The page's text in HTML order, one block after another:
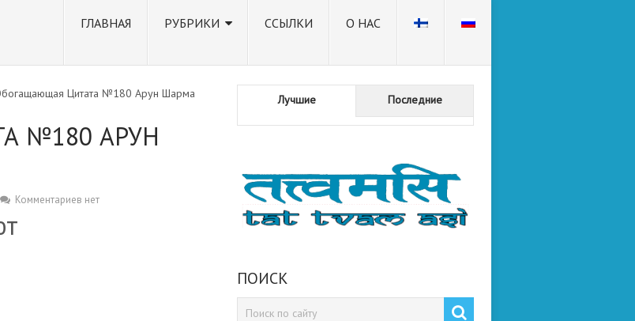
ГЛАВНАЯ РУБРИКИ ССЫЛКИ О НАС
Цитата №180 Арун Шарма
№180 АРУН
Комментариев нет
Лучшие Последние
ПОИСК